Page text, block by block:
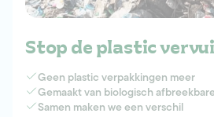
Stop de plastic
Geen plastic verpakkingen meer
Gemaakt van biologisch
Samen maken we een verschil